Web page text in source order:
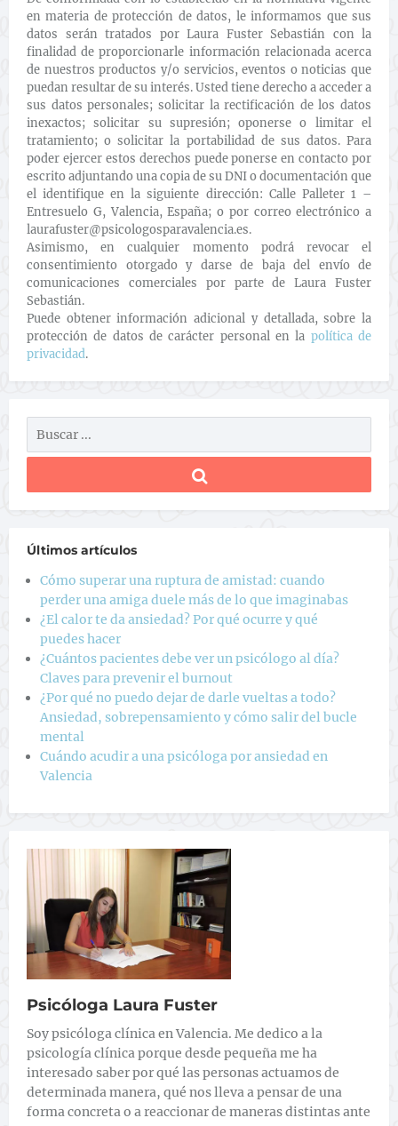
en materia de protección de datos, le informamos que sus
datos serán tratados por Laura Fuster Sebastián con la
finalidad de proporcionarle información relacionada acerca
de nuestros productos y/o servicios, eventos o noticias que
puedan resultar de su interés. Usted tiene derecho a acceder a
sus datos personales; solicitar la rectificación de los datos
inexactos; solicitar su supresión; oponerse o limitar el
tratamiento; o solicitar la portabilidad de sus datos. Para
poder ejercer estos derechos puede ponerse en contacto por
escrito adjuntando una copia de su DNI o documentación que
el identifique en la siguiente dirección: Calle Palleter 1 –
Entresuelo G, Valencia, España; o por correo electrónico a
laurafuster@psicologosparavalencia.es.
Asimismo, en cualquier momento podrá revocar el
consentimiento otorgado y darse de baja del envío de
comunicaciones comerciales por parte de Laura Fuster
Sebastián.
Puede obtener información adicional y detallada, sobre la
protección de datos de carácter personal en la política de
privacidad.
Últimos artículos
Cómo superar una ruptura de amistad: cuando
perder una amiga duele más de lo que imaginabas
¿El calor te da ansiedad? Por qué ocurre y qué
puedes hacer
¿Cuántos pacientes debe ver un psicólogo al día?
Claves para prevenir el burnout
¿Por qué no puedo dejar de darle vueltas a todo?
Ansiedad, sobrepensamiento y cómo salir del bucle
mental
Cuándo acudir a una psicóloga por ansiedad en
Valencia
Psicóloga Laura Fuster
Soy psicóloga clínica en Valencia. Me dedico a la
psicología clínica porque desde pequeña me ha
interesado saber por qué las personas actuamos de
determinada manera, qué nos lleva a pensar de una
forma concreta o a reaccionar de maneras distintas ante